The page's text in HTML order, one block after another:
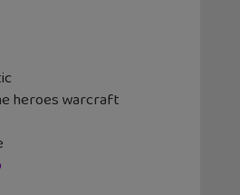
heroes warcraft